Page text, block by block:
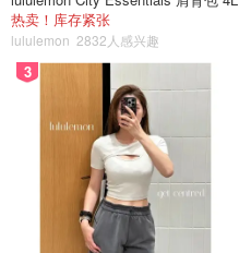
热卖！库存紧张
lululemon 2832人感兴趣
3